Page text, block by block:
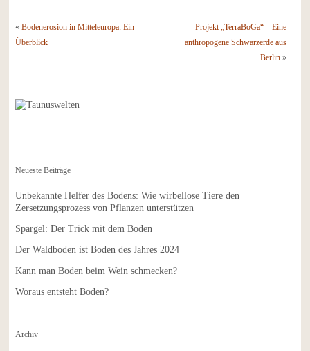
« Bodenerosion in Mitteleuropa: Ein
Überblick
Projekt „TerraBoGa“ – Eine
anthropogene Schwarzerde aus
Berlin»
Neueste Beiträge
Unbekannte Helfer des Bodens: Wie wirbellose Tiere den
Zersetzungsprozess von Pflanzen unterstützen
Spargel: Der Trick mit dem Boden
Der Waldboden ist Boden des Jahres 2024
Kann man Boden beim Wein schmecken?
Woraus entsteht Boden?
Archiv